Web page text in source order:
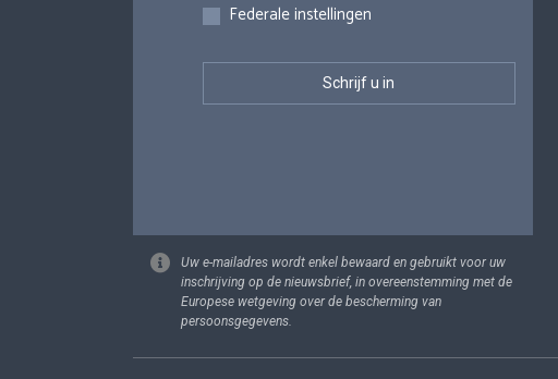
Federale instellingen
Uw e-mailadres wordt enkel bewaard en gebruikt voor uw
inschrijving op de nieuwsbrief, in overeenstemming met de
Europese wetgeving over de bescherming van
persoonsgegevens.